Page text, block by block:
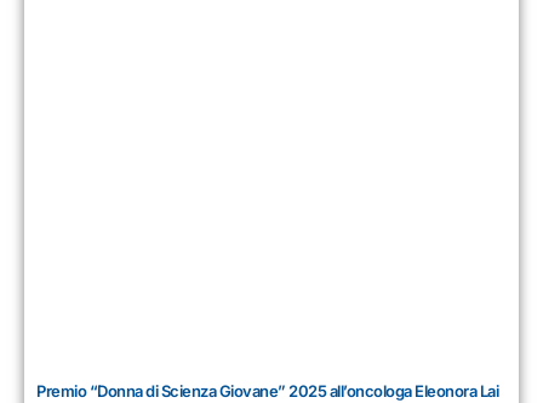
Premio “Donna di Scienza Giovane” 2025 all’oncologa Eleonora Lai